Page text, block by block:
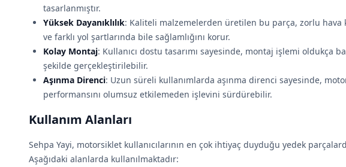
tasarlanmıştır.
Yüksek Dayanıklılık: Kaliteli malzemelerden üretilen bu parça, zorlu hava
ve farklı yol şartlarında bile sağlamlığını korur.
Kolay Montaj: Kullanıcı dostu tasarımı sayesinde, montaj işlemi oldukça
şekilde gerçekleştirilebilir.
Aşınma Direnci: Uzun süreli kullanımlarda aşınma direnci sayesinde,
performansını olumsuz etkilemeden işlevini sürdürebilir.
Kullanım Alanları
Sehpa Yayi, motorsiklet kullanıcılarının en çok ihtiyaç duyduğu yedek
Aşağıdaki alanlarda kullanılmaktadır: